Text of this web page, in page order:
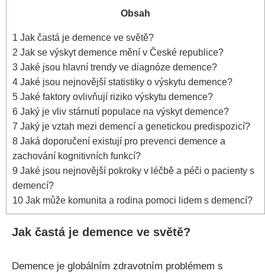
Obsah
1 Jak častá je demence ve světě?
2 Jak se výskyt demence mění v České republice?
3 Jaké jsou hlavní trendy ve diagnóze demence?
4 Jaké jsou nejnovější statistiky o výskytu demence?
5 Jaké faktory ovlivňují riziko výskytu demence?
6 Jaký je vliv stárnutí populace na výskyt demence?
7 Jaký je vztah mezi demencí a genetickou predispozicí?
8 Jaká doporučení existují pro prevenci demence a
zachování kognitivních funkcí?
9 Jaké jsou nejnovější pokroky v léčbě a péči o pacienty s
demencí?
10 Jak může komunita a rodina pomoci lidem s demencí?
Jak častá je demence ve světě?
Demence je globálním zdravotním problémem s